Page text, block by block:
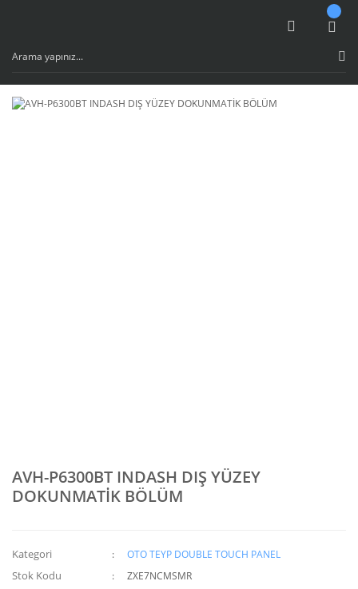
AVH-P6300BT INDASH DIŞ YÜZEY
DOKUNMATİK BÖLÜM
Kategori OTO TEYP DOUBLE TOUCH PANEL
Stok Kodu ZXE7NCMSMR